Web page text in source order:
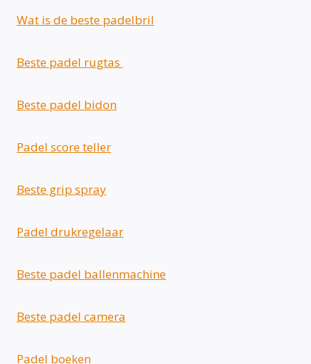
Wat is de beste padelbril
Beste padel rugtas
Beste padel bidon
Padel score teller
Beste grip spray
Padel drukregelaar
Beste padel ballenmachine
Beste padel camera
Padel boeken